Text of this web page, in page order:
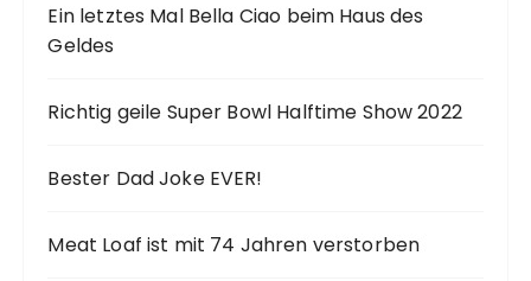
Ein letztes Mal Bella Ciao beim Haus des
Geldes
Richtig geile Super Bowl Halftime Show 2022
Bester Dad Joke EVER!
Meat Loaf ist mit 74 Jahren verstorben